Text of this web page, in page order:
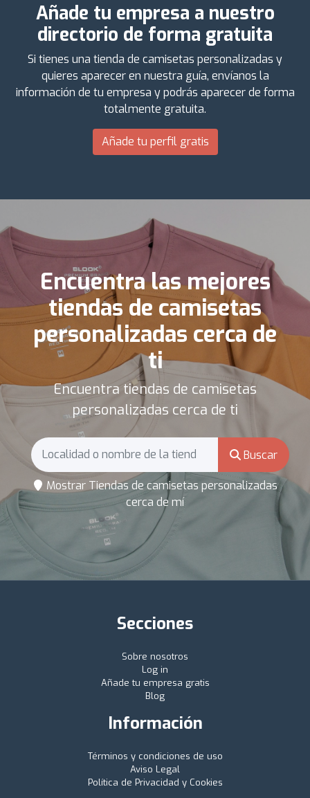
Añade tu empresa a nuestro
directorio de forma gratuita
Si tienes una tienda de camisetas personalizadas y
quieres aparecer en nuestra guía, envíanos la
información de tu empresa y podrás aparecer de forma
totalmente gratuita.
Añade tu perfil gratis
Encuentra las mejores
tiendas de camisetas
personalizadas cerca de
ti
Encuentra tiendas de camisetas
personalizadas cerca de ti
Buscar
Mostrar Tiendas de camisetas personalizadas
cerca de mí
Secciones
Sobre nosotros
Log in
Añade tu empresa gratis
Blog
Información
Términos y condiciones de uso
Aviso Legal
Política de Privacidad y Cookies